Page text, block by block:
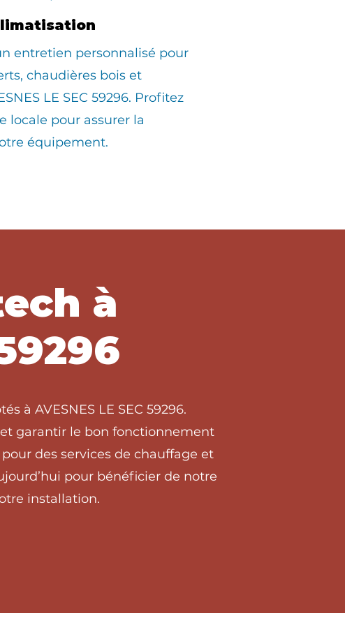
entretien personnalisé pour
chaudières bois et
LE SEC 59296. Profitez
locale pour assurer la
équipement.
à
à AVESNES LE SEC 59296.
garantir le bon fonctionnement
des services de chauffage et
pour bénéficier de notre
installation.